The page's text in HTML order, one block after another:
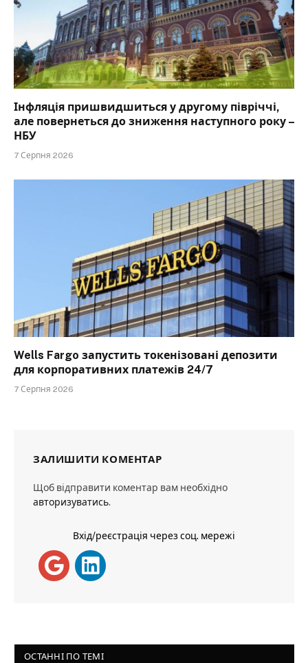
Інфляція пришвидшиться у другому півріччі,
але повернеться до зниження наступного року –
НБУ
7 Серпня 2026
Wells Fargo запустить токенізовані депозити
для корпоративних платежів 24/7
7 Серпня 2026
ЗАЛИШИТИ КОМЕНТАР
Щоб відправити коментар вам необхідно
авторизуватись.
Вхід/реєстрація через соц. мережі
ОСТАННІ ПО ТЕМІ